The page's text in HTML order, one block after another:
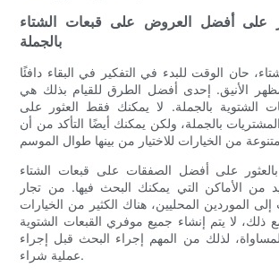
على أفضل العروض على قبعات الشتاء
بالجملة
حان الوقت للبدء في التفكير في البقاء دافئًا
الأنيق. إحدى أفضل الطرق للقيام بذلك هي
الشتوية بالجملة. لا يمكنك فقط العثور على
بالجملة، ولكن يمكنك أيضًا التأكد من أن
بالعثور على أفضل الصفقات على قبعات الشتاء
من الأماكن التي يمكنك البحث فيها. من تجار
إلى الموردين المحليين، هناك الكثير من الخيارات
ذلك، لا يتم إنشاء جميع موفري القبعات الشتوية
لذلك من المهم إجراء البحث قبل إجراء
عملية شراء.